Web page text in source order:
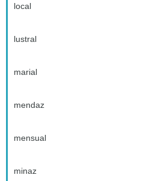
local
lustral
marial
mendaz
mensual
minaz